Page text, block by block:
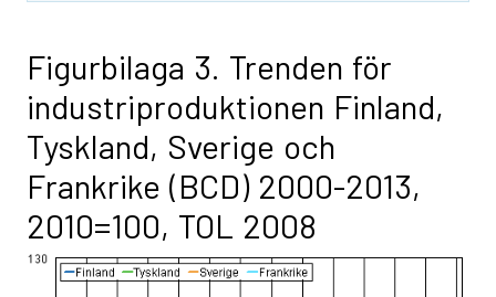
Figurbilaga 3. Trenden för
industriproduktionen Finland,
Tyskland, Sverige och
Frankrike (BCD) 2000-2013,
2010=100, TOL 2008